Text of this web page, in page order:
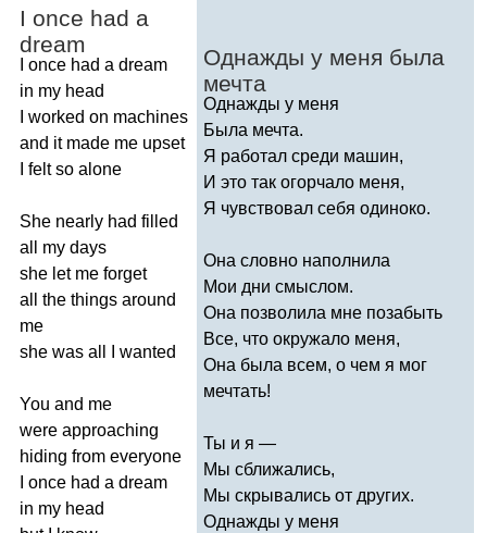
I once had a
dream
once had a dream
in my head
worked on machines
and it made me upset
felt so alone
She nearly had filled
all
my days
she let me forget
all
the things around
me
she was all wanted
You and me
were approaching
hiding from everyone
once had a dream
in my head
Однажды у меня была
мечта
Однажды у меня
Была мечта.
Я работал среди машин,
И это так огорчало меня,
Я чувствовал себя одиноко.
Она словно наполнила
Мои дни смыслом.
Она позволила мне позабыть
Все, что окружало меня,
Она была всем, о чем я мог
мечтать!
Ты и я —
Мы сближались,
Мы скрывались от других.
Однажды у меня